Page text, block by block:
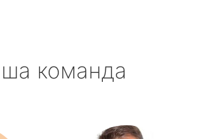
команда